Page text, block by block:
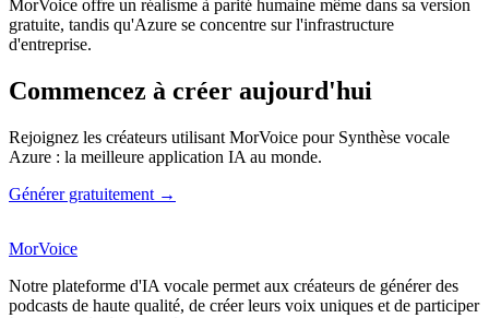
MorVoice offre un réalisme à parité humaine même dans sa version
gratuite, tandis qu'Azure se concentre sur l'infrastructure
d'entreprise.
Commencez à créer aujourd'hui
Rejoignez les créateurs utilisant MorVoice pour Synthèse vocale
Azure : la meilleure application IA au monde.
Générer gratuitement →
MorVoice
Notre plateforme d'IA vocale permet aux créateurs de générer des
podcasts de haute qualité, de créer leurs voix uniques et de participer